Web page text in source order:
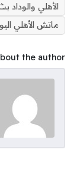
الأهلي والوداد
ماتش الأهلي
the author